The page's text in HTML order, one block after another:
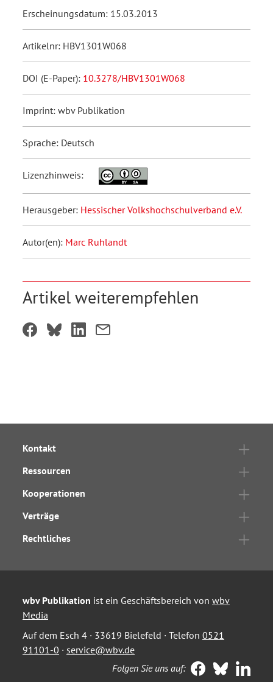
Erscheinungsdatum: 15.03.2013
Artikelnr: HBV1301W068
DOI (E-Paper): 10.3278/HBV1301W068
Imprint: wbv Publikation
Sprache: Deutsch
Lizenzhinweis:
Herausgeber: Hessischer Volkshochschulverband e.V.
Autor(en): Marc Ruhlandt
Artikel weiterempfehlen
Kontakt
Ressourcen
Kooperationen
Verträge
Rechtliches
wbv Publikation ist ein Geschäftsbereich von wbv
Media
Auf dem Esch 4 · 33619 Bielefeld · Telefon 0521
91101-0 · service@wbv.de
Folgen Sie uns auf: